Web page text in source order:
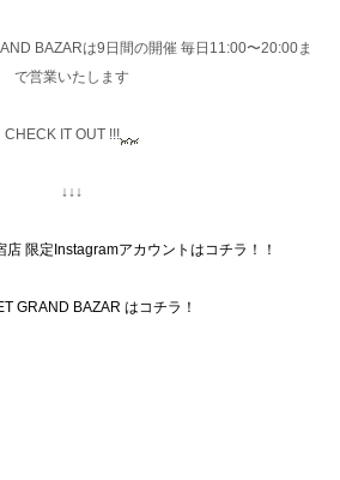
BAZARは9日間の開催 毎日11:00〜20:00ま
で営業いたします
CHECK IT OUT !!!
↓↓↓
店 限定Instagramアカウントはコチラ！！
GRAND BAZAR はコチラ！